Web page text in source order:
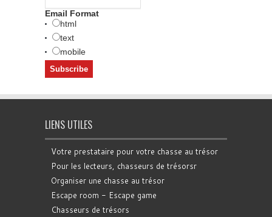
Email Format
html
text
mobile
LIENS UTILES
Votre prestataire pour votre chasse au trésor
Pour les lecteurs, chasseurs de trésorsr
Organiser une chasse au trésor
Escape room - Escape game
Chasseurs de trésors